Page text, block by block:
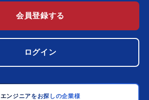
会員登録する
ログイン
エンジニアをお探しの企業様